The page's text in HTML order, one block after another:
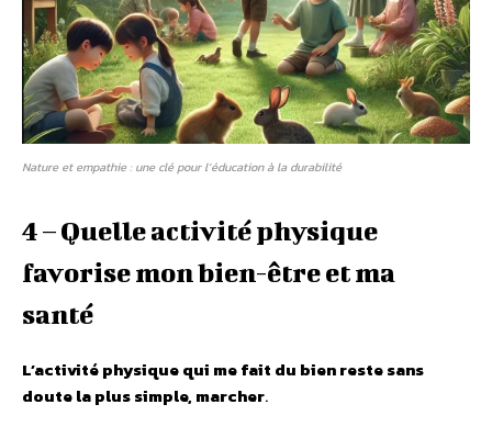
Nature et empathie : une clé pour l’éducation à la durabilité
4 – Quelle activité physique
favorise mon bien-être et ma
santé
L’activité physique qui me fait du bien reste sans
doute la plus simple, marcher.